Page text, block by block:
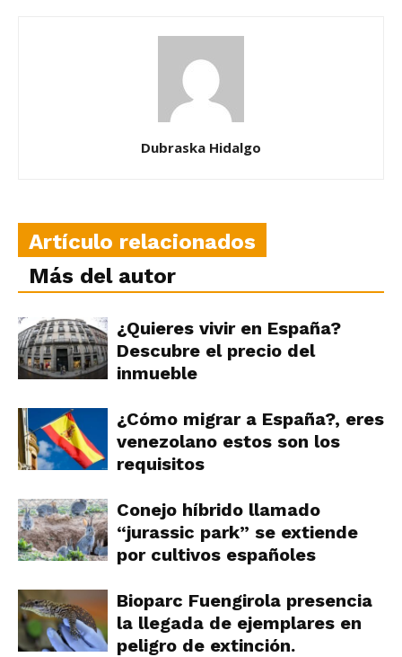
Dubraska Hidalgo
Artículo relacionados
Más del autor
¿Quieres vivir en España?
Descubre el precio del
inmueble
¿Cómo migrar a España?, eres
venezolano estos son los
requisitos
Conejo híbrido llamado
“jurassic park” se extiende
por cultivos españoles
Bioparc Fuengirola presencia
la llegada de ejemplares en
peligro de extinción.